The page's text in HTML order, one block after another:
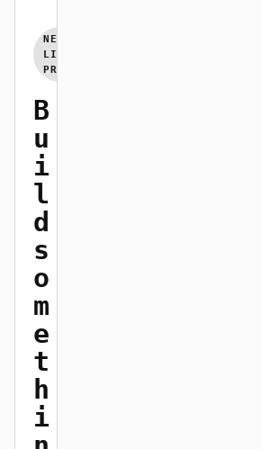
모더레이터
X
NEW ·
LIVE
PREVIEW
B
u
i
l
d
s
o
m
e
t
h
i